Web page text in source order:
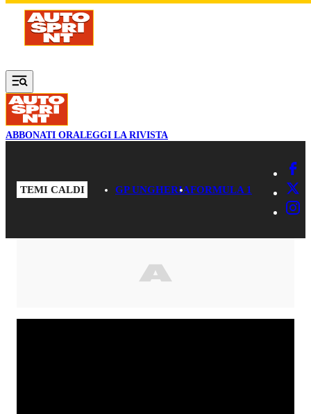
Vai al contenuto principale
ABBONATI ORALEGGI LA RIVISTA
TEMI CALDI GP UNGHERIAFORMULA 1